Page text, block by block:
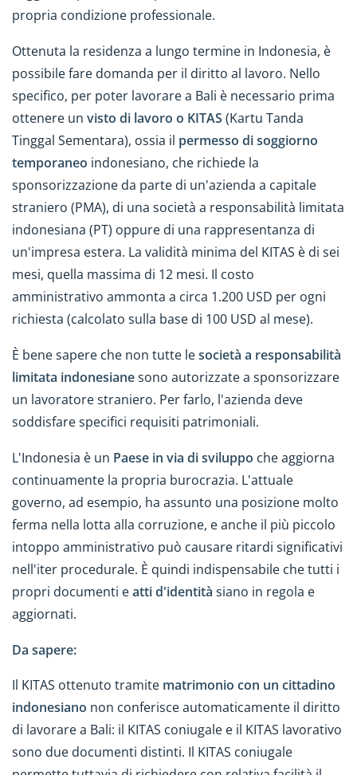
propria condizione professionale.
Ottenuta la residenza a lungo termine in Indonesia, è
possibile fare domanda per il diritto al lavoro. Nello
specifico, per poter lavorare a Bali è necessario prima
ottenere un visto di lavoro o KITAS (Kartu Tanda
Tinggal Sementara), ossia il permesso di soggiorno
temporaneo indonesiano, che richiede la
sponsorizzazione da parte di un'azienda a capitale
straniero (PMA), di una società a responsabilità limitata
indonesiana (PT) oppure di una rappresentanza di
un'impresa estera. La validità minima del KITAS è di sei
mesi, quella massima di 12 mesi. Il costo
amministrativo ammonta a circa 1.200 USD per ogni
richiesta (calcolato sulla base di 100 USD al mese).
È bene sapere che non tutte lesocietà a responsabilità
limitata indonesianesono autorizzate a sponsorizzare
un lavoratore straniero. Per farlo, l'azienda deve
soddisfare specifici requisiti patrimoniali.
L'Indonesia è un Paese in via di sviluppo che aggiorna
continuamente la propria burocrazia. L'attuale
governo, ad esempio, ha assunto una posizione molto
ferma nella lotta alla corruzione, e anche il più piccolo
intoppo amministrativo può causare ritardi significativi
nell'iter procedurale. È quindi indispensabile che tutti i
propri documenti eatti d'identità siano in regola e
aggiornati.
Da sapere:
Il KITAS ottenuto tramite matrimonio con un cittadino
indonesiano non conferisce automaticamente il diritto
di lavorare a Bali: il KITAS coniugale e il KITAS lavorativo
sono due documenti distinti. Il KITAS coniugale